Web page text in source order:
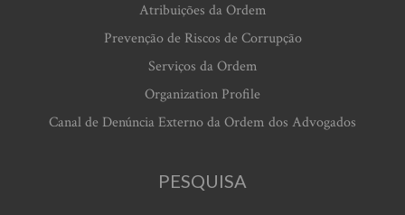
Atribuições da Ordem
Prevenção de Riscos de Corrupção
Serviços da Ordem
Organization Profile
Canal de Denúncia Externo da Ordem dos Advogados
PESQUISA